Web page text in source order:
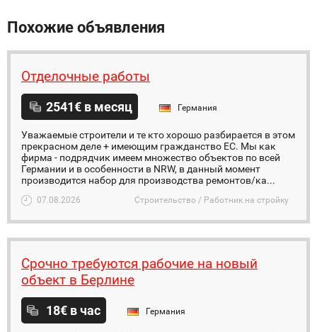
Похожие объявления
Отделочные работы
2541€ в месяц Германия
Уважаемые строители и те кто хорошо разбирается в этом
прекрасном деле + имеющим гражданство ЕС. Мы как
фирма - подрядчик имеем множество объектов по всей
Германии и в особенности в NRW, в данный момент
производится набор для производства ремонтов/ка...
07.08.2026 Строительство / Работник на стройку
Срочно требуются рабочие на новый
объект в Берлине
18€ в час Германия